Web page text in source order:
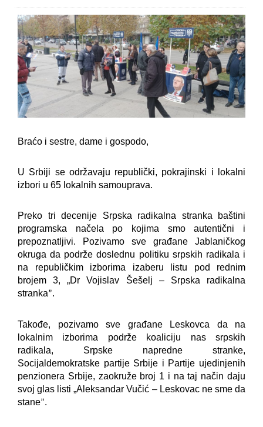
Braćo i sestre, dame i gospodo,
U Srbiji se održavaju republički, pokrajinski i lokalni
izbori u 65 lokalnih samouprava.
Preko tri decenije Srpska radikalna stranka baštini
programska načela po kojima smo autentični i
prepoznatljivi. Pozivamo sve građane Jablaničkog
okruga da podrže doslednu politiku srpskih radikala i
na republičkim izborima izaberu listu pod rednim
brojem 3, „Dr Vojislav Šešelj – Srpska radikalna
stranka”.
Takođe, pozivamo sve građane Leskovca da na
lokalnim izborima podrže koaliciju nas srpskih
radikala, Srpske napredne stranke,
Socijaldemokratske partije Srbije i Partije ujedinjenih
penzionera Srbije, zaokruže broj 1 i na taj način daju
svoj glas listi „Aleksandar Vučić – Leskovac ne sme da
stane”.